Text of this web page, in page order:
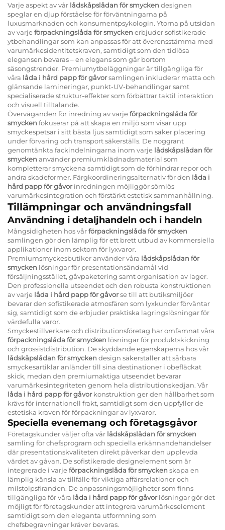
Varje aspekt av vår lådskåpslådan för smycken designen
speglar en djup förståelse för förväntningarna på
luxusmarknaden och konsumentpsykologin. Ytorna på utsidan
av varjeförpackningslåda för smycken erbjuder sofistikerade
ytbehandlingar som kan anpassas för att överensstämma med
varumärkesidentitetskraven, samtidigt som den tidlösa
elegansen bevaras – en elegans som går bortom
säsongstrender. Premiumytbeläggningar är tillgängliga för
våra låda i hård papp för gåvorsamlingen inkluderar matta och
glänsande lamineringar, punkt-UV-behandlingar samt
specialiserade struktur-effekter som förbättrar taktil interaktion
och visuell tilltalande.
Överväganden för inredning av varjeförpackningslåda för
smycken fokuserar på att skapa en miljö som visar upp
smyckespetsar i sitt bästa ljus samtidigt som säker placering
under förvaring och transport säkerställs. De noggrant
genomtänkta fackindelningarna inom varje lådskåpslådan för
smycken använder premiumklädnadsmaterial som
kompletterar smyckena samtidigt som de förhindrar repor och
andra skadeformer. Färgkoordineringsalternativ för den låda i
hård papp för gåvorinredningen möjliggör sömlös
varumärkesintegration och förstärkt estetisk sammanhållning.
Tillämpningar och användningsfall
Användning i detaljhandeln och i handeln
Mångsidigheten hos vårförpackningslåda för smycken
samlingen gör den lämplig för ett brett utbud av kommersiella
applikationer inom sektorn för lyxvaror.
Premiumsmyckesbutiker använder våra lådskåpslådan för
smycken lösningar för presentationsändamål vid
försäljningsstället, gåvpaketering samt organisation av lager.
Den professionella utseendet och den robusta konstruktionen
av varje låda i hård papp för gåvorse till att butiksmiljöer
bevarar den sofistikerade atmosfären som lyxkunder förväntar
sig, samtidigt som de erbjuder praktiska lagringslösningar för
värdefulla varor.
Smyckestillverkare och distributionsföretag har omfamnat våra
förpackningslåda för smycken lösningar för produktskickning
och grossistdistribution. De skyddande egenskaperna hos vår
lådskåpslådan för smycken design säkerställer att sårbara
smyckesartiklar anländer till sina destinationer i obefläckat
skick, medan den premiumaktiga utseendet bevarar
varumärkesintegriteten genom hela distributionskedjan. Vår
låda i hård papp för gåvorkonstruktion ger den hållbarhet som
krävs för internationell frakt, samtidigt som den uppfyller de
estetiska kraven för förpackningar av lyxvaror.
Speciella evenemang och företagsgåvor
Företagskunder väljer ofta vår lådskåpslådan för smycken
samling för chefsprogram och speciella erkännandehändelser
där presentationskvaliteten direkt påverkar den upplevda
värdet av gåvan. De sofistikerade designelement som är
integrerade i varjeförpackningslåda för smycken skapa en
lämplig känsla av tillfälle för viktiga affärsrelationer och
milstolpsfiranden. De anpassningsmöjligheter som finns
tillgängliga för våra låda i hård papp för gåvorlösningar gör det
möjligt för företagskunder att integrera varumärkeselement
samtidigt som den eleganta utformning som
chefsbegravningar kräver bevaras.